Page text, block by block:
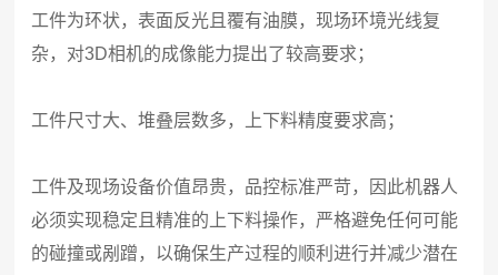
工件为环状，表面反光且覆有油膜，现场环境光线复
杂，对3D相机的成像能力提出了较高要求；
工件尺寸大、堆叠层数多，上下料精度要求高；
工件及现场设备价值昂贵，品控标准严苛，因此机器人
必须实现稳定且精准的上下料操作，严格避免任何可能
的碰撞或剐蹭，以确保生产过程的顺利进行并减少潜在